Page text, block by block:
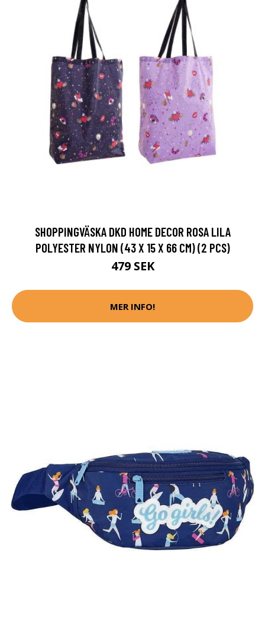
SHOPPINGVÄSKA DKD HOME DECOR ROSA LILA
POLYESTER NYLON (43 X 15 X 66 CM) (2 PCS)
479 SEK
MER INFO!